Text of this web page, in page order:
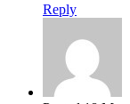
Reply